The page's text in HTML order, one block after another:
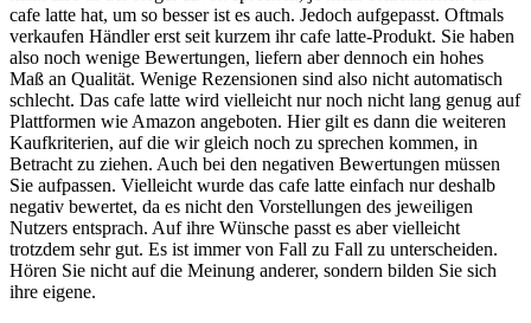
cafe latte hat, um so besser ist es auch. Jedoch aufgepasst. Oftmals
verkaufen Händler erst seit kurzem ihr cafe latte-Produkt. Sie haben
also noch wenige Bewertungen, liefern aber dennoch ein hohes
Maß an Qualität. Wenige Rezensionen sind also nicht automatisch
schlecht. Das cafe latte wird vielleicht nur noch nicht lang genug auf
Plattformen wie Amazon angeboten. Hier gilt es dann die weiteren
Kaufkriterien, auf die wir gleich noch zu sprechen kommen, in
Betracht zu ziehen. Auch bei den negativen Bewertungen müssen
Sie aufpassen. Vielleicht wurde das cafe latte einfach nur deshalb
negativ bewertet, da es nicht den Vorstellungen des jeweiligen
Nutzers entsprach. Auf ihre Wünsche passt es aber vielleicht
trotzdem sehr gut. Es ist immer von Fall zu Fall zu unterscheiden.
Hören Sie nicht auf die Meinung anderer, sondern bilden Sie sich
ihre eigene.